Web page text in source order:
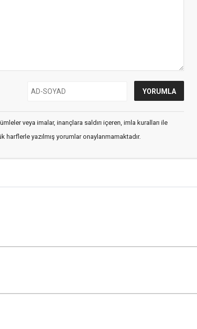
veya imalar, inançlara saldırı içeren, imla kuralları ile
harflerle yazılmış yorumlar onaylanmamaktadır.